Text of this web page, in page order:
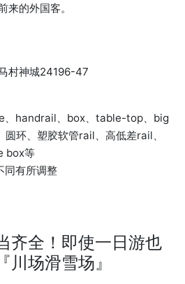
来的外国客。
村神城24196-47
、handrail、box、table-top、big
环、塑胶软管rail、高低差rail、
box等
同有所调整
齐全！即使一日游也
川场滑雪场』